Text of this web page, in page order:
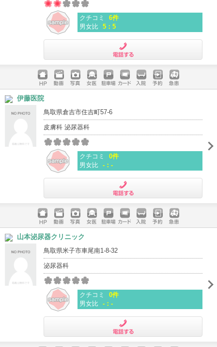
クチコミ
6件
男女比 5：5
ホームペ
ージ
動画 写真 女医 駐車場
クレジッ
入院 予約 急患
伊藤医院
鳥取県倉吉市住吉町57-6
皮膚科 泌尿器科
クチコミ
0件
男女比 -：-
ホームペ
ージ
動画 写真 女医 駐車場
クレジッ
入院 予約 急患
山本泌尿器クリニック
鳥取県米子市車尾南1-8-32
泌尿器科
クチコミ
0件
男女比 -：-